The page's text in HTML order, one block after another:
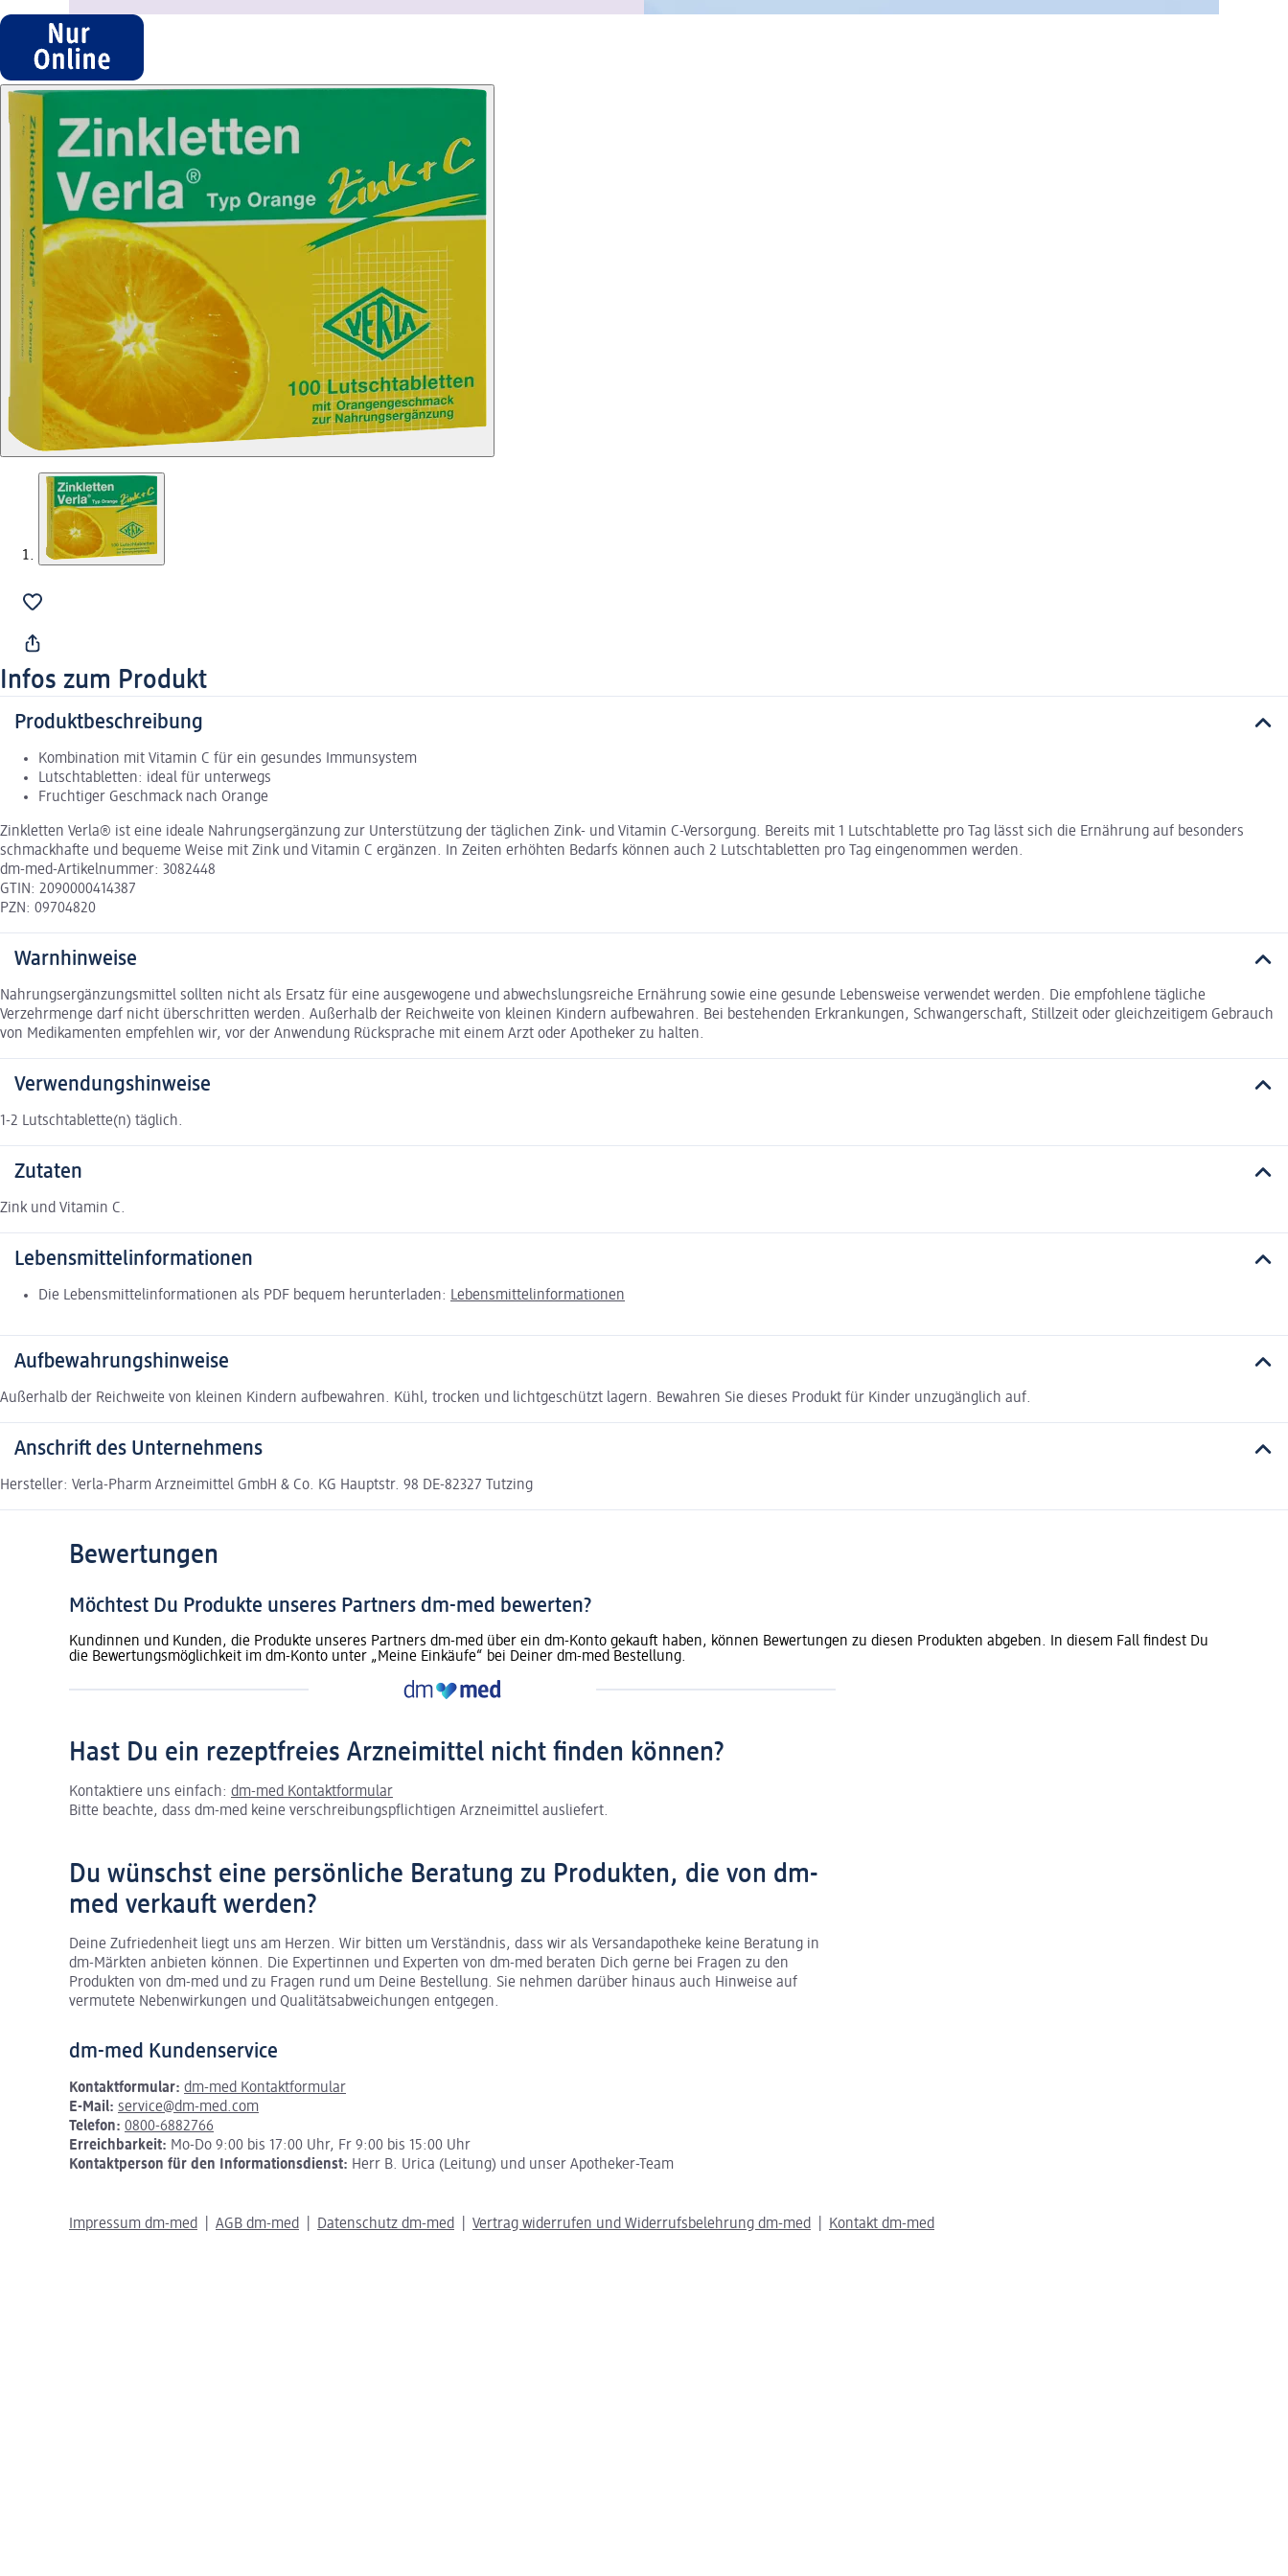
Infos zum Produkt
Produktbeschreibung
Kombination mit Vitamin C für ein gesundes Immunsystem
Lutschtabletten: ideal für unterwegs
Fruchtiger Geschmack nach Orange
Zinkletten Verla® ist eine ideale Nahrungsergänzung zur Unterstützung der täglichen Zink- und Vitamin C-Versorgung. Bereits mit 1 Lutschtablette pro Tag lässt sich die Ernährung auf besonders
schmackhafte und bequeme Weise mit Zink und Vitamin C ergänzen. In Zeiten erhöhten Bedarfs können auch 2 Lutschtabletten pro Tag eingenommen werden.
dm-med-Artikelnummer: 3082448
GTIN: 2090000414387
PZN: 09704820
Warnhinweise
Nahrungsergänzungsmittel sollten nicht als Ersatz für eine ausgewogene und abwechslungsreiche Ernährung sowie eine gesunde Lebensweise verwendet werden. Die empfohlene tägliche
Verzehrmenge darf nicht überschritten werden. Außerhalb der Reichweite von kleinen Kindern aufbewahren. Bei bestehenden Erkrankungen, Schwangerschaft, Stillzeit oder gleichzeitigem Gebrauch
von Medikamenten empfehlen wir, vor der Anwendung Rücksprache mit einem Arzt oder Apotheker zu halten.
Verwendungshinweise
1-2 Lutschtablette(n) täglich.
Zutaten
Zink und Vitamin C.
Lebensmittelinformationen
Die Lebensmittelinformationen als PDF bequem herunterladen: Lebensmittelinformationen
Aufbewahrungshinweise
Außerhalb der Reichweite von kleinen Kindern aufbewahren. Kühl, trocken und lichtgeschützt lagern. Bewahren Sie dieses Produkt für Kinder unzugänglich auf.
Anschrift des Unternehmens
Hersteller: Verla-Pharm Arzneimittel GmbH & Co. KG Hauptstr. 98 DE-82327 Tutzing
Bewertungen
Möchtest Du Produkte unseres Partners dm-med bewerten?
Kundinnen und Kunden, die Produkte unseres Partners dm-med über ein dm-Konto gekauft haben, können Bewertungen zu diesen Produkten abgeben. In diesem Fall findest Du
die Bewertungsmöglichkeit im dm-Konto unter „Meine Einkäufe“ bei Deiner dm-med Bestellung.
Hast Du ein rezeptfreies Arzneimittel nicht finden können?
Kontaktiere uns einfach: dm-med Kontaktformular
Bitte beachte, dass dm-med keine verschreibungspflichtigen Arzneimittel ausliefert.
Du wünschst eine persönliche Beratung zu Produkten, die von dm-
med verkauft werden?
Deine Zufriedenheit liegt uns am Herzen. Wir bitten um Verständnis, dass wir als Versandapotheke keine Beratung in
dm-Märkten anbieten können. Die Expertinnen und Experten von dm-med beraten Dich gerne bei Fragen zu den
Produkten von dm-med und zu Fragen rund um Deine Bestellung. Sie nehmen darüber hinaus auch Hinweise auf
vermutete Nebenwirkungen und Qualitätsabweichungen entgegen.
dm-med Kundenservice
Kontaktformular: dm-med Kontaktformular
E-Mail: service@dm-med.com
Telefon: 0800-6882766
Erreichbarkeit: Mo-Do 9:00 bis 17:00 Uhr, Fr 9:00 bis 15:00 Uhr
Kontaktperson für den Informationsdienst: Herr B. Urica (Leitung) und unser Apotheker-Team
Impressum dm-med AGB dm-med Datenschutz dm-med Vertrag widerrufen und Widerrufsbelehrung dm-med Kontakt dm-med